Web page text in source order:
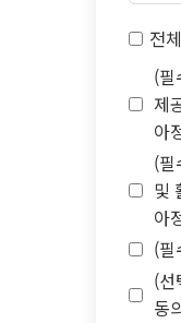
전
(필
제
아
(
및
아
(
(선
동